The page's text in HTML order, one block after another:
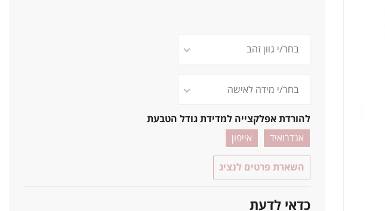
להורדת אפלקצייה למדידת גודל הטבעת
אנדרואיד
אייפון
השארת פרטים לנציג
כדאי לדעת